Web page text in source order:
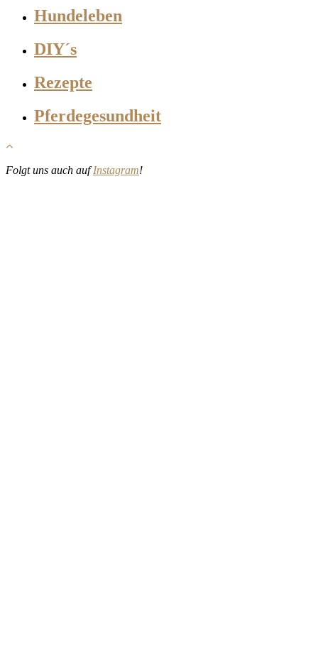
Hundeleben
DIY´s
Rezepte
Pferdegesundheit
Folgt uns auch aufInstagram!